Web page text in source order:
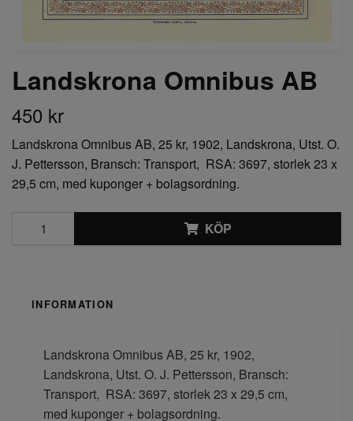
Landskrona Omnibus AB
450 kr
Landskrona Omnibus AB, 25 kr, 1902, Landskrona, Utst. O.
J. Pettersson, Bransch: Transport, RSA: 3697, storlek 23 x
29,5 cm, med kuponger + bolagsordning.
KÖP
INFORMATION
Landskrona Omnibus AB, 25 kr, 1902,
Landskrona, Utst. O. J. Pettersson, Bransch:
Transport, RSA: 3697, storlek 23 x 29,5 cm,
med kuponger + bolagsordning.